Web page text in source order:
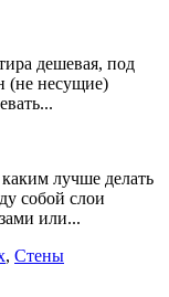
дешевая, под
(не несущие)
лучше делать
собой слои
или...
, Стены